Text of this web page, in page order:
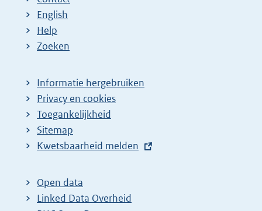
English
Help
Zoeken
Informatie hergebruiken
Privacy en cookies
Toegankelijkheid
Sitemap
E
t
e
r
Kwetsbaarheid melden
Open data
Linked Data Overheid